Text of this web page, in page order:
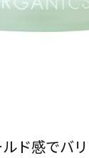
ド感でバ